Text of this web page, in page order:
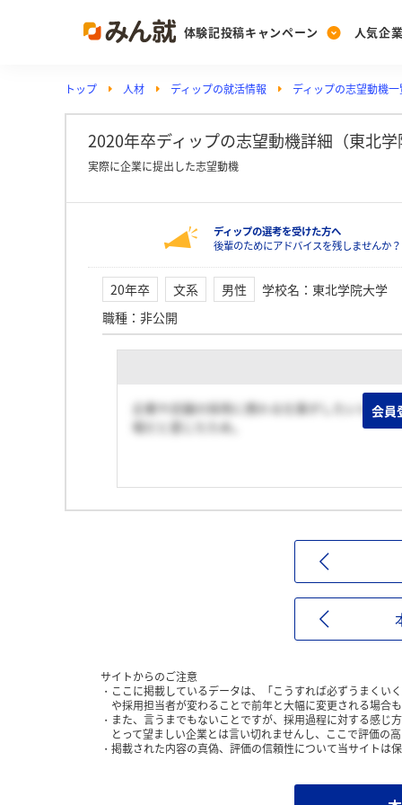
体験記投稿キャンペーン
Post
投稿する
人気企
Ranking
ランキングを見る
Vote
投票する
PickUp
注目の企業特集
トップ 人材 ディップの就活情報 ディップの志望動機
2020年卒ディップの志望動機詳細（東北
実際に企業に提出した志望動機
ディップの選考を受けた方へ
後輩のためにアドバイスを残しませんか
20年卒 文系 男性 学校名 ： 東北学院大学
職種 ： 非公開
企業や店舗の採用に携わる仕事がしたいと思
場だと感じたため。
会員
サイトからのご注意
ここに掲載しているデータは、「こうすれば必ずうまくい
や採用担当者が変わることで前年と大幅に変更される場合
また、言うまでもないことですが、採用過程に対する感じ
とって望ましい企業とは言い切れませんし、ここで評価の
掲載された内容の真偽、評価の信頼性について当サイトは